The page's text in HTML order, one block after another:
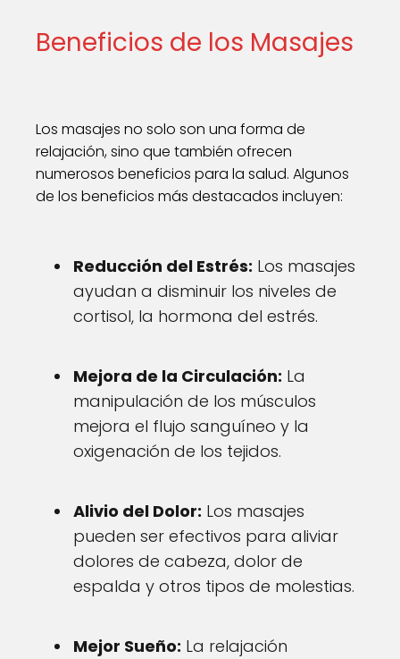
Beneficios de los Masajes
Los masajes no solo son una forma de
relajación, sino que también ofrecen
numerosos beneficios para la salud. Algunos
de los beneficios más destacados incluyen:
Reducción del Estrés: Los masajes
ayudan a disminuir los niveles de
cortisol, la hormona del estrés.
Mejora de la Circulación: La
manipulación de los músculos
mejora el flujo sanguíneo y la
oxigenación de los tejidos.
Alivio del Dolor: Los masajes
pueden ser efectivos para aliviar
dolores de cabeza, dolor de
espalda y otros tipos de molestias.
Mejor Sueño: La relajación